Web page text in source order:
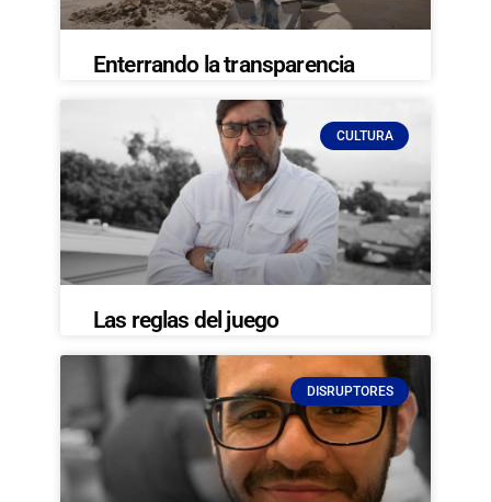
Enterrando la transparencia
CULTURA
Las reglas del juego
DISRUPTORES